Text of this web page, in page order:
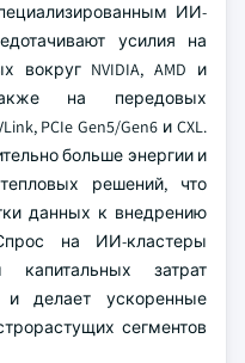
ИИ-
усилия на
вокруг NVIDIA, AMD и
на передовых
PCIe Gen5/Gen6 и CXL.
больше энергии и
решений, что
данных к внедрению
на ИИ-кластеры
затрат
и делает ускоренные
сегментов